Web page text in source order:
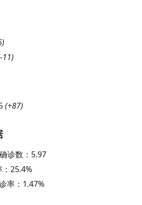
)
-11)
(+87)
诊数： 5.97
25.4%
率： 1.47%